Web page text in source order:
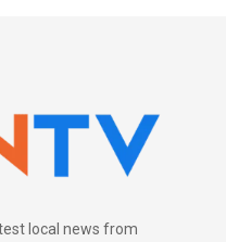
local news from